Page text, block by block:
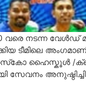
വരെ നടന്ന വേൾഡ്
ടീമിലെ
/ക്രൈസ്റ്റ്